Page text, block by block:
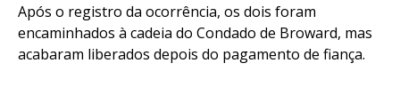
Após o registro da ocorrência, os dois foram
encaminhados à cadeia do Condado de Broward, mas
acabaram liberados depois do pagamento de fiança.